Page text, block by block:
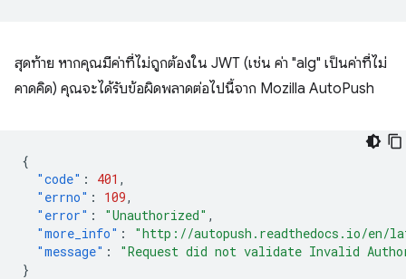
สุดท้าย หากคุณมีค่าที่ไม่ถูกต้องใน JWT (เช่น ค่า "alg" เป็นค่าที่ไม่
คาดคิด) คุณจะได้รับข้อผิดพลาดต่อไปนี้จาก Mozilla AutoPush
{
"code" : 401 ,
"errno" : 109,
"error" : "Unauthorized" ,
"more_info" :
"http://autopush.readthedocs.io/en/
"message" :
"Request did not validate Invalid
}